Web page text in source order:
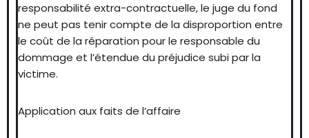
responsabilité extra-contractuelle, le juge du fond
ne peut pas tenir compte de la disproportion entre
le coût de la réparation pour le responsable du
dommage et l’étendue du préjudice subi par la
victime.
Application aux faits de l’affaire